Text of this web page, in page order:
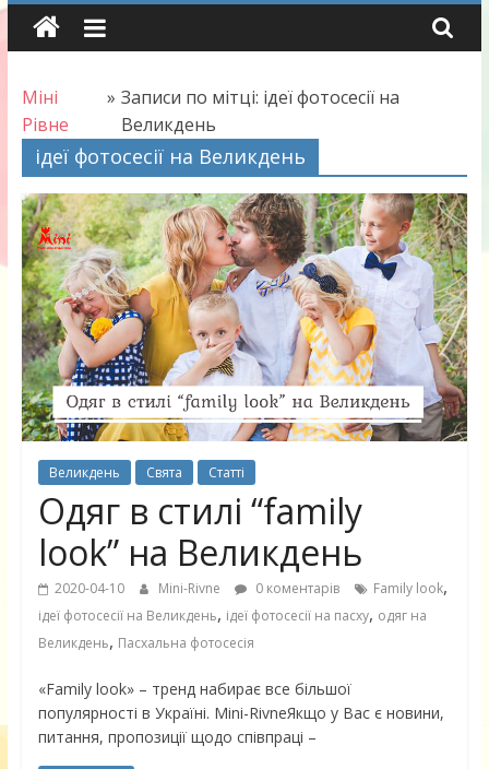
Skip
Міні
Рівне
» Записи по мітці: ідеї фотосесії на
Великдень
ідеї фотосесії на Великдень
Великдень Свята Статті
Одяг в стилі “family
look” на Великдень
2020-04-10 Mini-Rivne 0 коментарів Family look,
ідеї фотосесії на Великдень, ідеї фотосесії на пасху, одяг на
Великдень, Пасхальна фотосесія
«Family look» – тренд набирає все більшої
популярності в Україні. Mini-RivneЯкщо у Вас є новини,
питання, пропозиції щодо співпраці –